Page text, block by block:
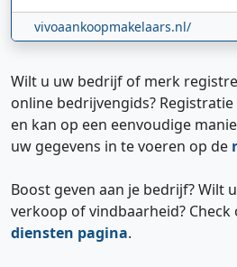
vivoaankoopmakelaars.nl/
Wilt u uw bedrijf of merk
online bedrijvengids?
en kan op een eenvoudige
uw gegevens in te voeren op de
Boost geven aan je bedrijf? Wilt
verkoop of vindbaarheid? Check
diensten pagina.